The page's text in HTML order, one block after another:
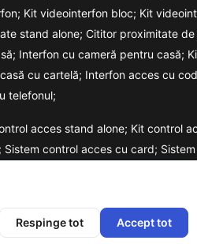
Kit videointerfon bloc; Kit
stand alone; Cititor proximitate de
Interfon cu cameră pentru casă;
cu cartelă; Interfon acces cu
telefonul;
acces stand alone; Kit control
Sistem control acces cu card;
Respinge tot Accept tot